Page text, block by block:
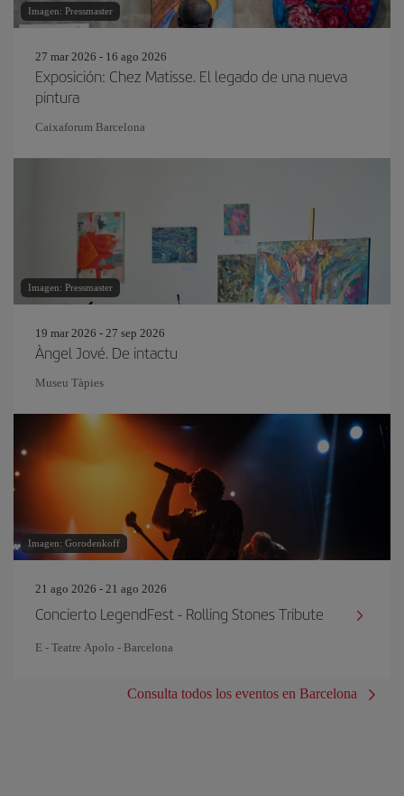
Imagen: Pressmaster
27 mar 2026 - 16 ago 2026
Exposición: Chez Matisse. El legado de una nueva
pintura
Caixaforum Barcelona
Imagen: Pressmaster
19 mar 2026 - 27 sep 2026
Àngel Jové. De intactu
Museu Tàpies
Imagen: Gorodenkoff
21 ago 2026 - 21 ago 2026
Concierto LegendFest - Rolling Stones Tribute
E - Teatre Apolo - Barcelona
Consulta todos los eventos en Barcelona